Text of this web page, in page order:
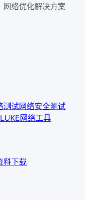
网络优化解决方案
测试网络安全测试
网络工具
料下载